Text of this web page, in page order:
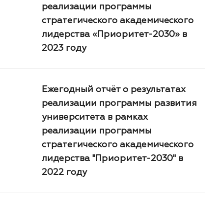
реализации программы
стратегического академического
лидерства «Приоритет-2030» в
2023 году
Ежегодный отчёт о результатах
реализации программы развития
университета в рамках
реализации программы
стратегического академического
лидерства "Приоритет-2030" в
2022 году